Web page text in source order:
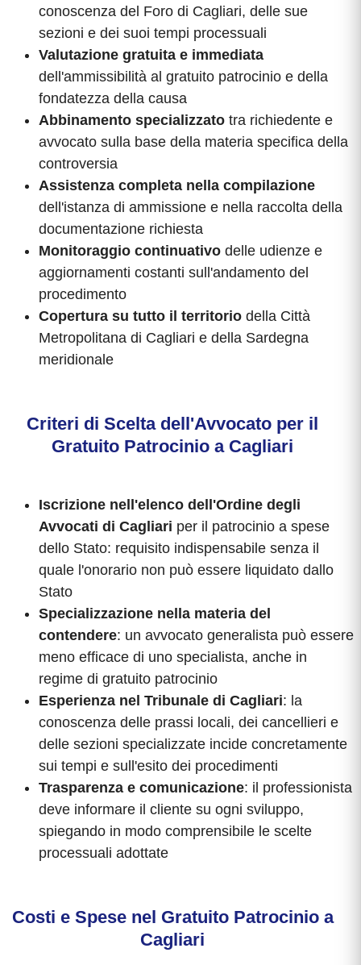
conoscenza del Foro di Cagliari, delle sue
sezioni e dei suoi tempi processuali
Valutazione gratuita e immediata
dell'ammissibilità al gratuito patrocinio e della
fondatezza della causa
Abbinamento specializzato tra richiedente e
avvocato sulla base della materia specifica della
controversia
Assistenza completa nella compilazione
dell'istanza di ammissione e nella raccolta della
documentazione richiesta
Monitoraggio continuativo delle udienze e
aggiornamenti costanti sull'andamento del
procedimento
Copertura su tutto il territorio della Città
Metropolitana di Cagliari e della Sardegna
meridionale
Criteri di Scelta dell'Avvocato per il
Gratuito Patrocinio a Cagliari
Iscrizione nell'elenco dell'Ordine degli
Avvocati di Cagliari per il patrocinio a spese
dello Stato: requisito indispensabile senza il
quale l'onorario non può essere liquidato dallo
Stato
Specializzazione nella materia del
contendere: un avvocato generalista può essere
meno efficace di uno specialista, anche in
regime di gratuito patrocinio
Esperienza nel Tribunale di Cagliari: la
conoscenza delle prassi locali, dei cancellieri e
delle sezioni specializzate incide concretamente
sui tempi e sull'esito dei procedimenti
Trasparenza e comunicazione: il professionista
deve informare il cliente su ogni sviluppo,
spiegando in modo comprensibile le scelte
processuali adottate
Costi e Spese nel Gratuito Patrocinio a
Cagliari